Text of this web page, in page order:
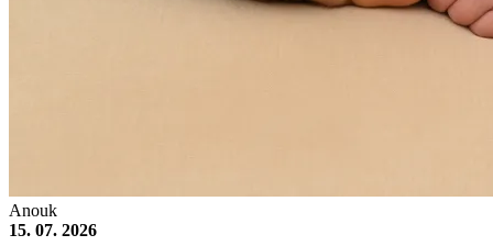
Anouk
15. 07. 2026